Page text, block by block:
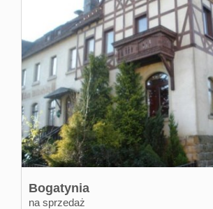
Bogatynia
na sprzedaż